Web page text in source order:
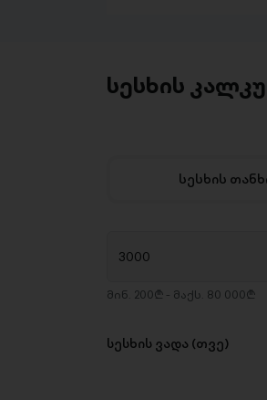
სესხის
სესხის
მინ. 200₾ - მაქს. 80 000₾
სესხის ვადა (თვე)